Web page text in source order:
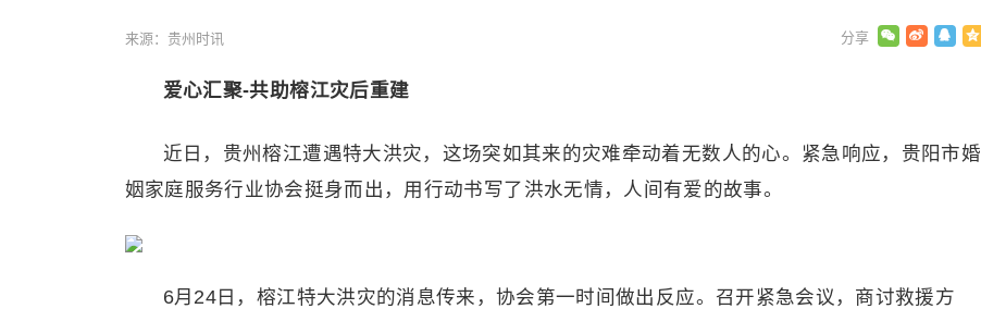
来源：贵州时讯
爱心汇聚-共助榕江灾后重建
近日，贵州榕江遭遇特大洪灾，这场突如其来的灾难牵动着无数人的心。紧急响应，贵阳市婚
姻家庭服务行业协会挺身而出，用行动书写了洪水无情，人间有爱的故事。
6月24日，榕江特大洪灾的消息传来，协会第一时间做出反应。召开紧急会议，商讨救援方